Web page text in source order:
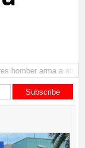
homber arma a atraca
Subscribe